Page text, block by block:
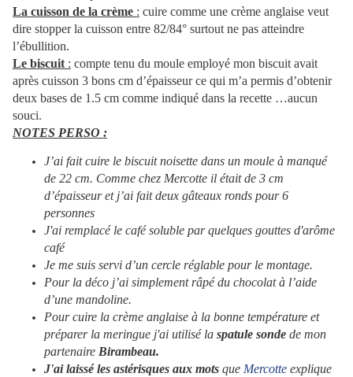
La cuisson de la crème : cuire comme une crème anglaise veut
dire stopper la cuisson entre 82/84° surtout ne pas atteindre
l’ébullition.
Le biscuit : compte tenu du moule employé mon biscuit avait
après cuisson 3 bons cm d’épaisseur ce qui m’a permis d’obtenir
deux bases de 1.5 cm comme indiqué dans la recette …aucun
souci.
NOTES PERSO :
J’ai fait cuire le biscuit noisette dans un moule à manqué
de 22 cm. Comme chez Mercotte il était de 3 cm
d’épaisseur et j’ai fait deux gâteaux ronds pour 6
personnes
J'ai remplacé le café soluble par quelques gouttes d'arôme
café
Je me suis servi d’un cercle réglable pour le montage.
Pour la déco j’ai simplement râpé du chocolat à l’aide
d’une mandoline.
Pour cuire la crème anglaise à la bonne température et
préparer la meringue j'ai utilisé la spatule sonde de mon
partenaire Birambeau.
J'ai laissé les astérisques aux mots que Mercotte explique